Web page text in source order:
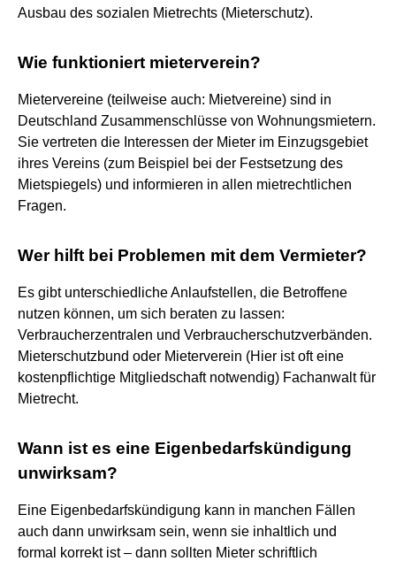
Ausbau des sozialen Mietrechts (Mieterschutz).
Wie funktioniert mieterverein?
Mietervereine (teilweise auch: Mietvereine) sind in
Deutschland Zusammenschlüsse von Wohnungsmietern.
Sie vertreten die Interessen der Mieter im Einzugsgebiet
ihres Vereins (zum Beispiel bei der Festsetzung des
Mietspiegels) und informieren in allen mietrechtlichen
Fragen.
Wer hilft bei Problemen mit dem Vermieter?
Es gibt unterschiedliche Anlaufstellen, die Betroffene
nutzen können, um sich beraten zu lassen:
Verbraucherzentralen und Verbraucherschutzverbänden.
Mieterschutzbund oder Mieterverein (Hier ist oft eine
kostenpflichtige Mitgliedschaft notwendig) Fachanwalt für
Mietrecht.
Wann ist es eine Eigenbedarfskündigung
unwirksam?
Eine Eigenbedarfskündigung kann in manchen Fällen
auch dann unwirksam sein, wenn sie inhaltlich und
formal korrekt ist – dann sollten Mieter schriftlich